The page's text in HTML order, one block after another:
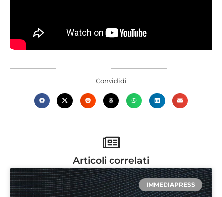
Convididi
Articoli correlati
IMMEDIAPRESS